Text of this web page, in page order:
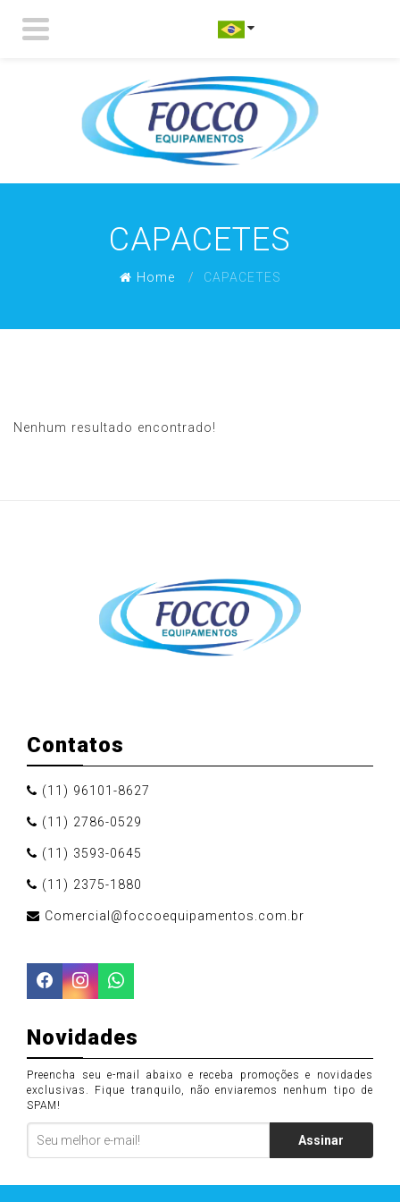
CAPACETES
Home CAPACETES
Nenhum resultado encontrado!
Contatos
(11) 96101-8627
(11) 2786-0529
(11) 3593-0645
(11) 2375-1880
Comercial@foccoequipamentos.com.br
Novidades
Preencha seu e-mail abaixo e receba promoções e novidades
exclusivas. Fique tranquilo, não enviaremos nenhum tipo de
SPAM!
Assinar